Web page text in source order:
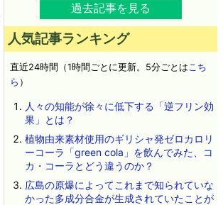
過去記事を見る
人気記事ランキング
直近24時間（1時間ごとに更新。5分ごとはこち
ら ）
人々の知能が徐々に低下する「逆フリン効
果」とは？
植物由来素材使用のギリシャ発ゼロカロリ
ーコーラ「green cola」を飲んでみた、コ
カ・コーラとどう違うのか？
広島の原爆によってこれまで知られていな
かった多成分合金が生成されていたことが